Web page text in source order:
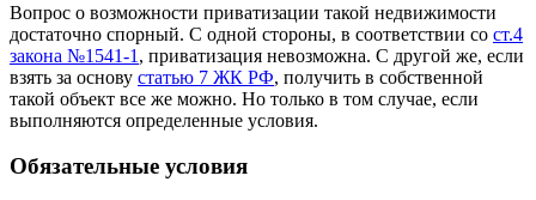
Вопрос о возможности приватизации такой недвижимости
достаточно спорный. С одной стороны, в соответствии со ст.4
закона №1541-1 , приватизация невозможна. С другой же, если
взять за основу статью 7 ЖК РФ, получить в собственной
такой объект все же можно. Но только в том случае, если
выполняются определенные условия.
Обязательные условия